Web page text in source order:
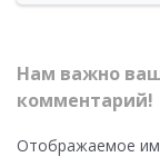
Нам важно
комментарий!
Отображаемое